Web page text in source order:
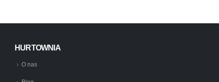
HURTOWNIA
O nas